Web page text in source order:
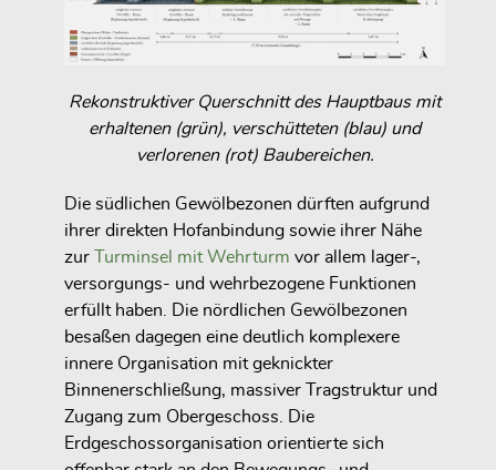
Rekonstruktiver Querschnitt des Hauptbaus mit
erhaltenen (grün), verschütteten (blau) und
verlorenen (rot) Baubereichen.
Die südlichen Gewölbezonen dürften aufgrund
ihrer direkten Hofanbindung sowie ihrer Nähe
zur Turminsel mit Wehrturm vor allem lager-,
versorgungs- und wehrbezogene Funktionen
erfüllt haben. Die nördlichen Gewölbezonen
besaßen dagegen eine deutlich komplexere
innere Organisation mit geknickter
Binnenerschließung, massiver Tragstruktur und
Zugang zum Obergeschoss. Die
Erdgeschossorganisation orientierte sich